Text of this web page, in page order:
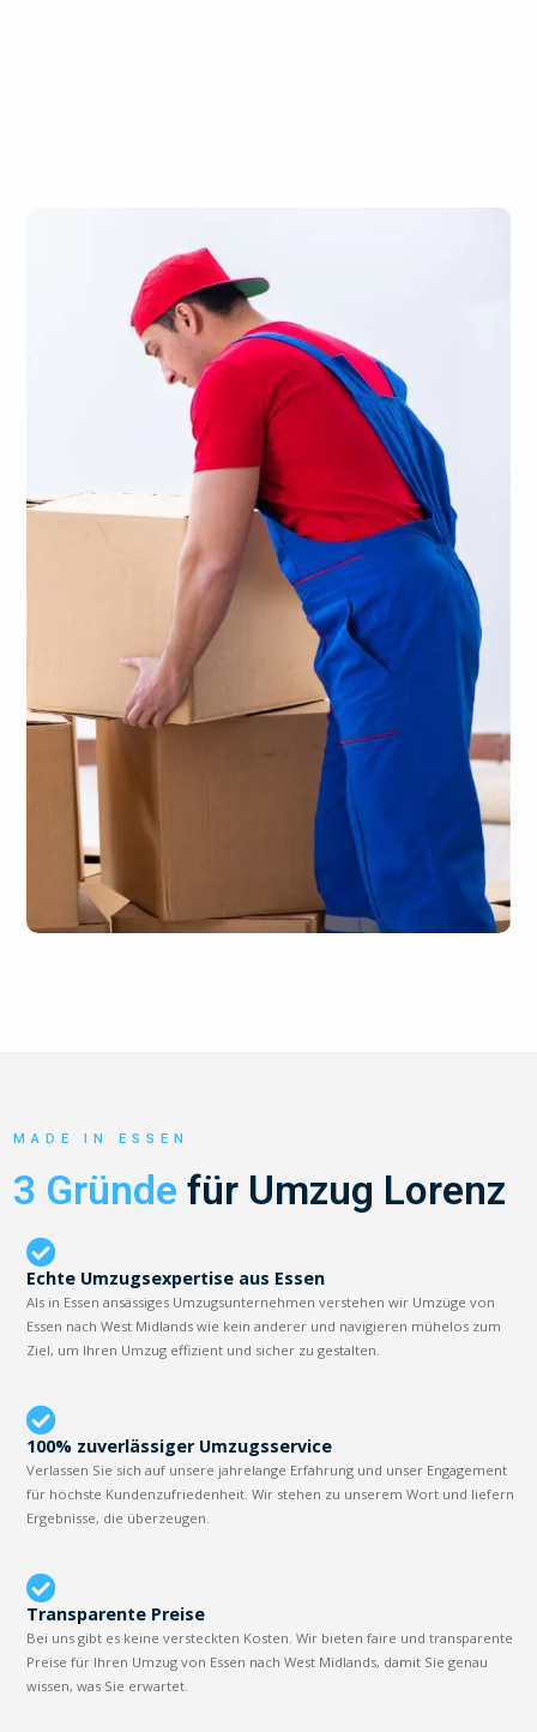
MADE IN ESSEN
3 Gründe für Umzug Lorenz
Echte Umzugsexpertise aus Essen
Als in Essen ansässiges Umzugsunternehmen verstehen wir Umzüge von
Essen nach West Midlands wie kein anderer und navigieren mühelos zum
Ziel, um Ihren Umzug effizient und sicher zu gestalten.
100% zuverlässiger Umzugsservice
Verlassen Sie sich auf unsere jahrelange Erfahrung und unser Engagement
für höchste Kundenzufriedenheit. Wir stehen zu unserem Wort und liefern
Ergebnisse, die überzeugen.
Transparente Preise
Bei uns gibt es keine versteckten Kosten. Wir bieten faire und transparente
Preise für Ihren Umzug von Essen nach West Midlands, damit Sie genau
wissen, was Sie erwartet.